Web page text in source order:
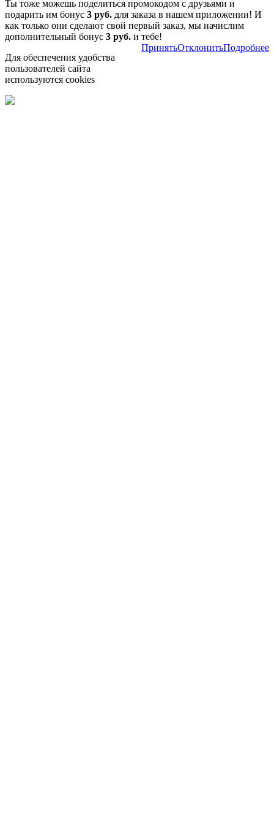
Ты тоже можешь поделиться промокодом с друзьями и
подарить им бонус 3 руб. для заказа в нашем приложении! И
как только они сделают свой первый заказ, мы начислим
дополнительный бонус 3 руб. и тебе!
Для обеспечения удобства
пользователей сайта
используются cookies
ПринятьОтклонитьПодробнее